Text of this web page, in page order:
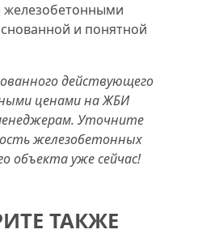
и понятной
действующего
ценами на ЖБИ
Уточните
железобетонных
объекта уже сейчас!
ТАКЖЕ